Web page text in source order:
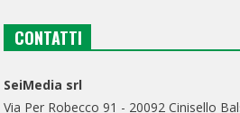
CONTATTI
SeiMedia srl
Via Per Robecco 91 - 20092 Cinisello